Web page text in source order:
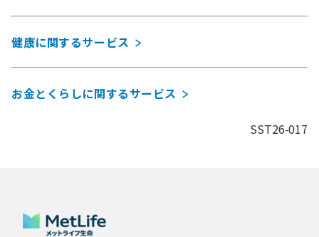
健康に関するサービス
お金とくらしに関するサービス
SST26-017